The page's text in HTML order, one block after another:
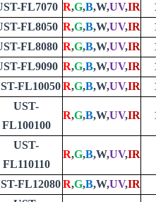
FL7070 R,G,B,W,UV,IR
FL8050 R,G,B,W,UV,IR
FL8080 R,G,B,W,UV,IR
FL9090 R,G,B,W,UV,IR
FL10050 R,G,B,W,UV,IR
UST-
FL100100
R,G,B,W,UV,IR
UST-
FL110110
R,G,B,W,UV,IR
FL12080 R,G,B,W,UV,IR